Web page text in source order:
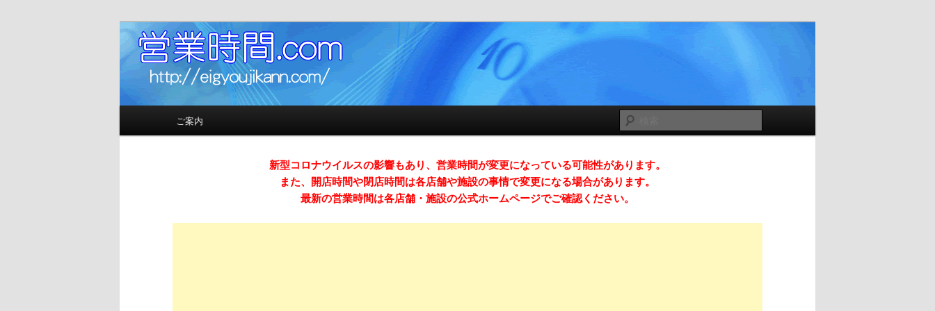
営業時間.com （スマホ対応）
お店の営業時間（開店時間＆閉店時間）ガイドサイト
索
メインメニュー
メインコンテンツへ移動
サブコンテンツへ移動
ご案内
新型コロナウイルスの影響もあり、営業時間が変更になっている可能性があります。
また、開店時間や閉店時間は各店舗や施設の事情で変更になる場合があります。
最新の営業時間は各店舗・施設の公式ホームページでご確認ください。